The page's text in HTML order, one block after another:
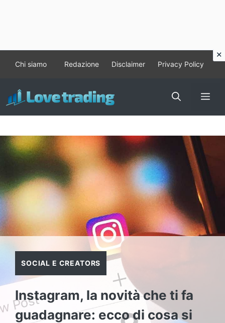
contenuto
Chi siamo Redazione Disclaimer Privacy Policy
SOCIAL E CREATORS
Instagram, la novità che ti fa
guadagnare: ecco di cosa si